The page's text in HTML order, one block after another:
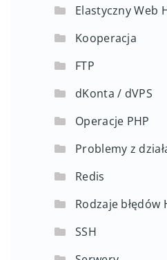
Elastyczny Web
Kooperacja
FTP
dKonta / dVPS
Operacje PHP
Problemy z
Redis
Rodzaje błędów
SSH